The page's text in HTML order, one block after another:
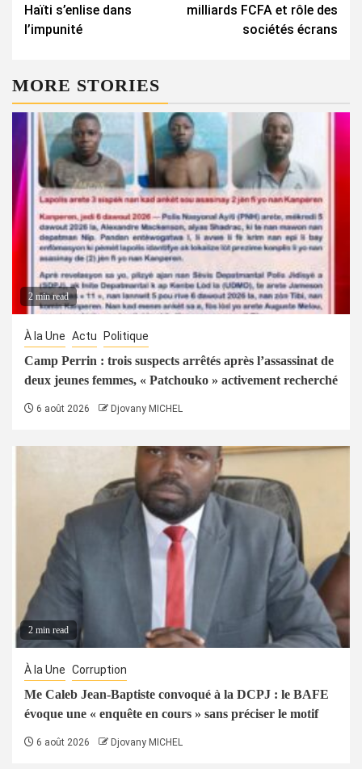
Haïti s’enlise dans
l’impunité
milliards FCFA et rôle des
sociétés écrans
MORE STORIES
2 min read
À la Une Actu Politique
Camp Perrin : trois suspects arrêtés après l’assassinat de
deux jeunes femmes, « Patchouko » activement recherché
6 août 2026 Djovany MICHEL
2 min read
À la Une Corruption
Me Caleb Jean-Baptiste convoqué à la DCPJ : le BAFE
évoque une « enquête en cours » sans préciser le motif
6 août 2026 Djovany MICHEL